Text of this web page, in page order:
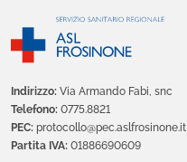
Indirizzo: Via Armando Fabi, snc
Telefono: 0775.8821
PEC: protocollo@pec.aslfrosinone.it
Partita IVA: 01886690609